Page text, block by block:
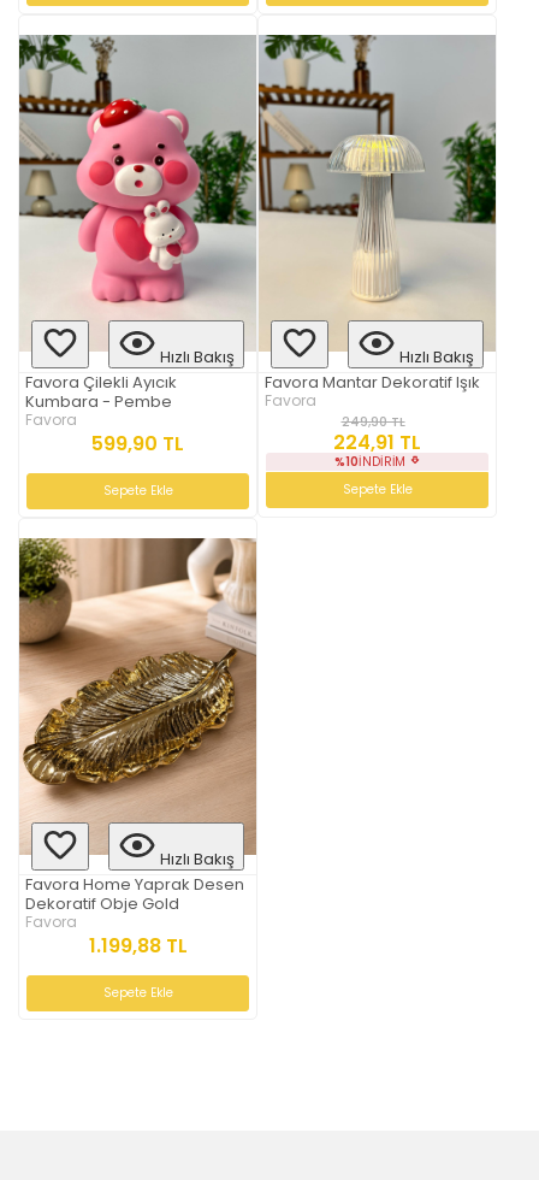
Hızlı Bakış
Favora Çilekli Ayıcık
Kumbara - Pembe
Favora
599,90 TL
Sepete Ekle
Hızlı Bakış
Favora Mantar Dekoratif Işık
Favora
249,90 TL
224,91 TL
%10İNDIRIM
Sepete Ekle
Hızlı Bakış
Favora Home Yaprak Desen
Dekoratif Obje Gold
Favora
1.199,88 TL
Sepete Ekle